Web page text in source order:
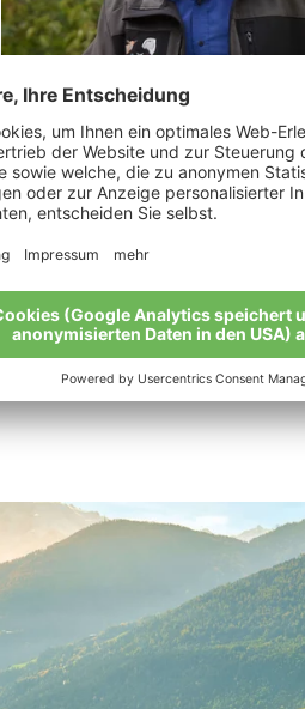
Kobler Augustin
„Ein Bioapfel ist die perfekte
von Mensch und Natur.“
Meine Geschichte
Alle Bio-Bauern im